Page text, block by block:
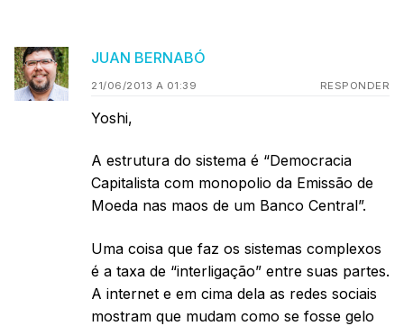
JUAN BERNABÓ
21/06/2013 A 01:39 RESPONDER
Yoshi,
A estrutura do sistema é “Democracia
Capitalista com monopolio da Emissão de
Moeda nas maos de um Banco Central”.
Uma coisa que faz os sistemas complexos
é a taxa de “interligação” entre suas partes.
A internet e em cima dela as redes sociais
mostram que mudam como se fosse gelo